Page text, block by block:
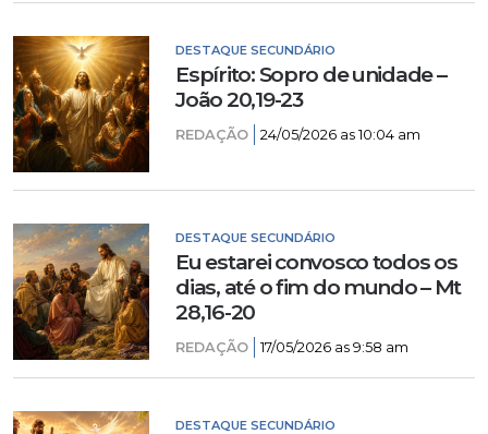
DESTAQUE SECUNDÁRIO
Espírito: Sopro de unidade –
João 20,19-23
REDAÇÃO 24/05/2026 as 10:04 am
DESTAQUE SECUNDÁRIO
Eu estarei convosco todos os
dias, até o fim do mundo – Mt
28,16-20
REDAÇÃO 17/05/2026 as 9:58 am
DESTAQUE SECUNDÁRIO